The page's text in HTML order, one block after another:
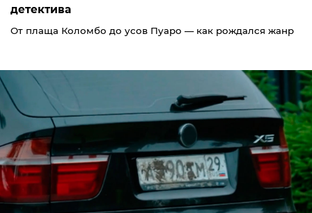
детектива
От плаща Коломбо до усов Пуаро — как рождался жанр